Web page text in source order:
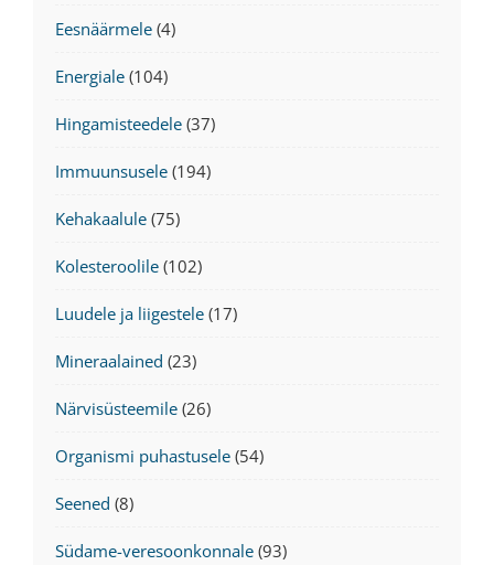
Eesnäärmele (4)
Energiale (104)
Hingamisteedele (37)
Immuunsusele (194)
Kehakaalule (75)
Kolesteroolile (102)
Luudele ja liigestele (17)
Mineraalained (23)
Närvisüsteemile (26)
Organismi puhastusele (54)
Seened (8)
Südame-veresoonkonnale (93)